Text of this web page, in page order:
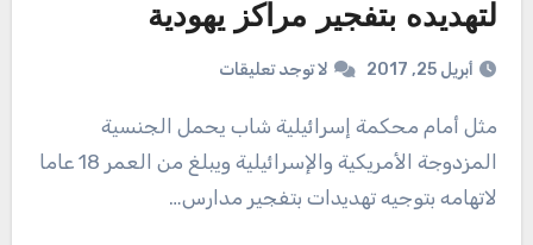
لتهديده بتفجير مراكز يهودية
أبريل 25, 2017 لا توجد تعليقات
مثل أمام محكمة إسرائيلية شاب يحمل الجنسية
المزدوجة الأمريكية والإسرائيلية ويبلغ من العمر 18 عاما
لاتهامه بتوجيه تهديدات بتفجير مدارس…